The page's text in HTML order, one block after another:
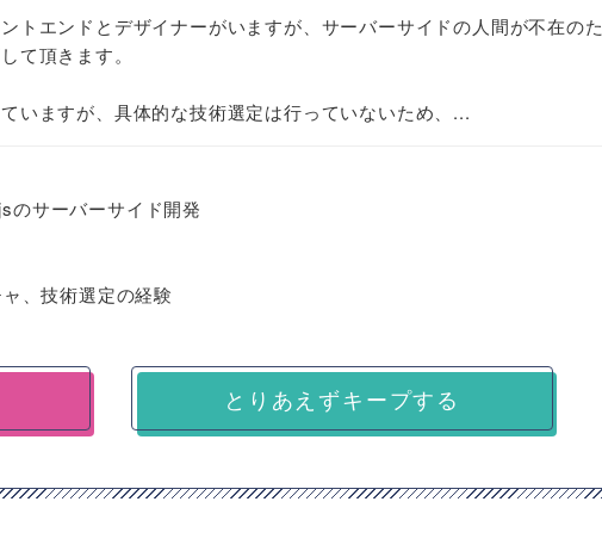
トエンドとデザイナーがいますが、サーバーサイドの人間が不在のた
て頂きます。
いますが、具体的な技術選定は行っていないため、...
のサーバーサイド開発
、技術選定の経験
とりあえずキープする